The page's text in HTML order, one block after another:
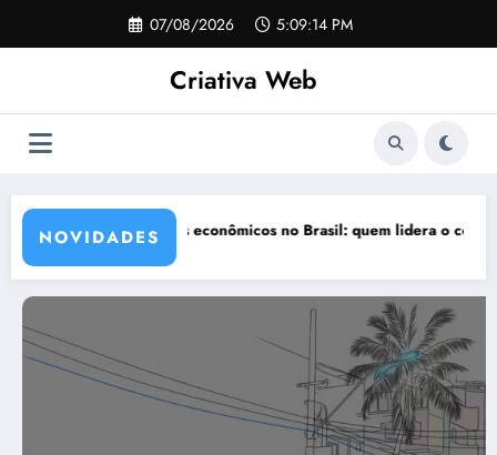
o
07/08/2026 5:09:15 PM
Criativa Web
NOVIDADES
flex mais econômicos no Brasil: quem lidera o consumo?